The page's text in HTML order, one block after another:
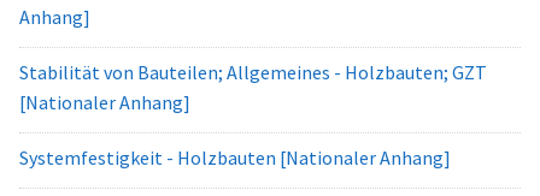
Anhang]
Stabilität von Bauteilen; Allgemeines - Holzbauten; GZT
[Nationaler Anhang]
Systemfestigkeit - Holzbauten [Nationaler Anhang]